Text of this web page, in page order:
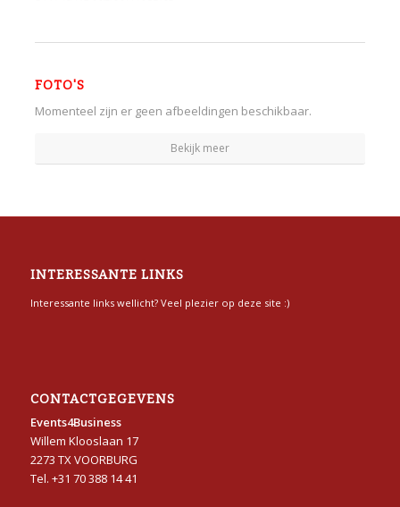
FOTO'S
Momenteel zijn er geen afbeeldingen beschikbaar.
Bekijk meer
INTERESSANTE LINKS
Interessante links wellicht? Veel plezier op deze site :)
CONTACTGEGEVENS
Events4Business
Willem Klooslaan 17
2273 TX VOORBURG
Tel. +31 70 388 14 41